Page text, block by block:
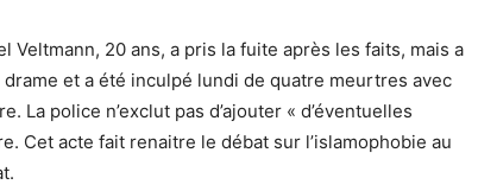
Veltmann, 20 ans, a pris la fuite après les faits, mais a
et a été inculpé lundi de quatre meurtres avec
La police n’exclut pas d’ajouter « d’éventuelles
Cet acte fait renaitre le débat sur l’islamophobie au